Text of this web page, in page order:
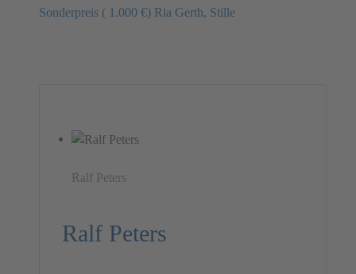
Sonderpreis ( 1.000 €) Ria Gerth, Stille
Ralf Peters
Ralf Peters